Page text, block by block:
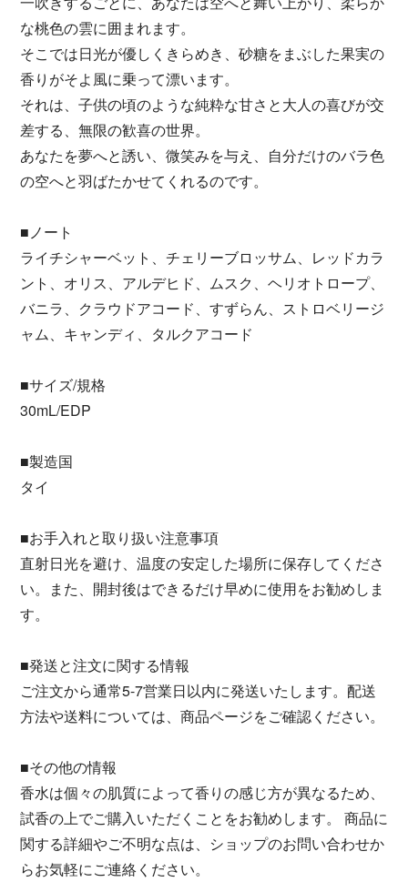
な桃色の雲に囲まれます。
そこでは日光が優しくきらめき、砂糖をまぶした果実の
香りがそよ風に乗って漂います。
それは、子供の頃のような純粋な甘さと大人の喜びが交
差する、無限の歓喜の世界。
あなたを夢へと誘い、微笑みを与え、自分だけのバラ色
の空へと羽ばたかせてくれるのです。
■ノート
ライチシャーベット、チェリーブロッサム、レッドカラ
ント、オリス、アルデヒド、ムスク、ヘリオトロープ、
バニラ、クラウドアコード、すずらん、ストロベリージ
ャム、キャンディ、タルクアコード
■サイズ/規格
30mL/EDP
■製造国
タイ
■お手入れと取り扱い注意事項
直射日光を避け、温度の安定した場所に保存してくださ
い。また、開封後はできるだけ早めに使用をお勧めしま
す。
■発送と注文に関する情報
ご注文から通常5-7営業日以内に発送いたします。配送
方法や送料については、商品ページをご確認ください。
■その他の情報
香水は個々の肌質によって香りの感じ方が異なるため、
試香の上でご購入いただくことをお勧めします。 商品に
関する詳細やご不明な点は、ショップのお問い合わせか
らお気軽にご連絡ください。